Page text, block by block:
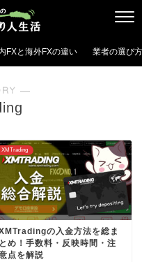
FXと海外FXの違い 業者の選び方
―
XMTrading
の入金方法を総ま
とめ！手数料・反映時間・注
点を解説